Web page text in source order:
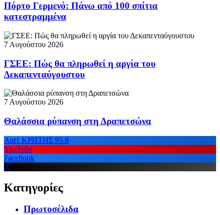
Πόρτο Γερμενό: Πάνω από 100 σπίτια
κατεστραμμένα
7 Αυγούστου 2026
ΓΣΕΕ: Πώς θα πληρωθεί η αργία του
Δεκαπενταύγουστου
7 Αυγούστου 2026
Θαλάσσια ρύπανση στη Δραπετσώνα
Ant1 ΚΡΗΤΗΣ 95.8
YouTube
Facebook
X
Κατηγορίες
Πρωτοσέλιδα